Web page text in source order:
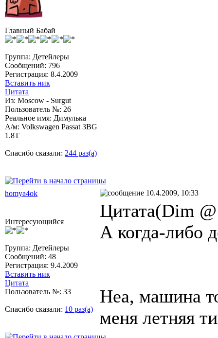
Главный Бабай
Группа: Детейлеры
Сообщений: 796
Регистрация: 8.4.2009
Вставить ник
Цитата
Из: Moscow - Surgut
Пользователь №: 26
Реальное имя: Димулька
А/м: Volkswagen Passat 3BG
1.8T
Спасибо сказали: 244 раз(а)
homya4ok 10.4.2009, 10:33
Интересующийся
Группа: Детейлеры
Сообщений: 48
Регистрация: 9.4.2009
Вставить ник
Цитата
Пользователь №: 33
Спасибо сказали: 10 раз(а)
Цитата(Dim
А когда-либо
Неа, машина
меня летняя